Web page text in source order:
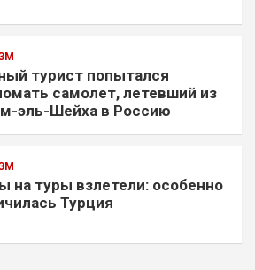
турист попытался
самолет, летевший из
эль-Шейха в Россию
на туры взлетели: особенно
Турция